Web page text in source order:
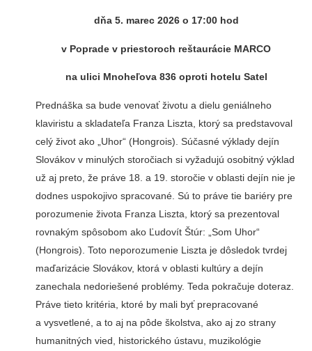
dňa 5. marec 2026 o 17:00 hod
v Poprade v priestoroch reštaurácie MARCO
na ulici Mnoheľova 836 oproti hotelu Satel
Prednáška sa bude venovať životu a dielu geniálneho
klaviristu a skladateľa Franza Liszta, ktorý sa predstavoval
celý život ako „Uhor“ (Hongrois). Súčasné výklady dejín
Slovákov v minulých storočiach si vyžadujú osobitný výklad
už aj preto, že práve 18. a 19. storočie v oblasti dejín nie je
dodnes uspokojivo spracované. Sú to práve tie bariéry pre
porozumenie života Franza Liszta, ktorý sa prezentoval
rovnakým spôsobom ako Ľudovít Štúr: „Som Uhor“
(Hongrois). Toto neporozumenie Liszta je dôsledok tvrdej
maďarizácie Slovákov, ktorá v oblasti kultúry a dejín
zanechala nedoriešené problémy. Teda pokračuje doteraz.
Práve tieto kritéria, ktoré by mali byť prepracované
a vysvetlené, a to aj na pôde školstva, ako aj zo strany
humanitných vied, historického ústavu, muzikológie